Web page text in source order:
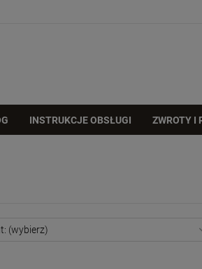
INSTRUKCJE OBSŁUGI ZWROTY I
(wybierz)